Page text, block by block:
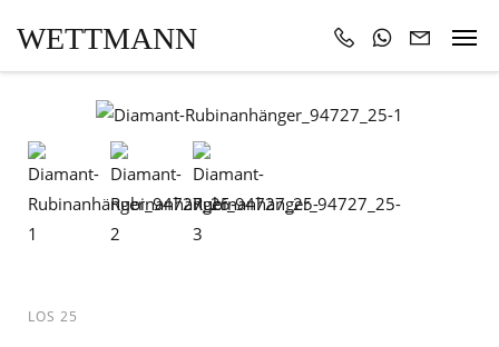
WETTMANN
LOS 25